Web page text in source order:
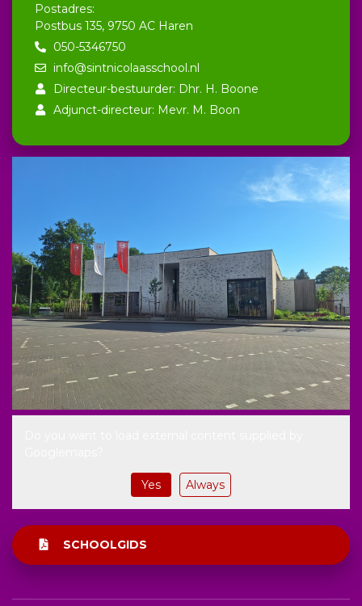
Postadres:
Postbus 135, 9750 AC Haren
050-5346750
info@sintnicolaasschool.nl
Directeur-bestuurder: Dhr. H. Boone
Adjunct-directeur: Mevr. M. Boon
Yes Always
SCHOOLGIDS